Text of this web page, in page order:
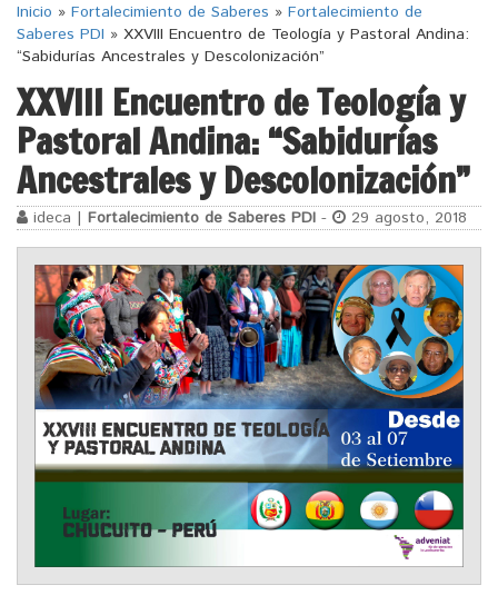
Inicio » Fortalecimiento de Saberes » Fortalecimiento de
Saberes PDI » XXVIII Encuentro de Teología y Pastoral Andina:
“Sabidurías Ancestrales y Descolonización”
XXVIII Encuentro de Teología y
Pastoral Andina: “Sabidurías
Ancestrales y Descolonización”
ideca | Fortalecimiento de Saberes PDI - 29 agosto, 2018